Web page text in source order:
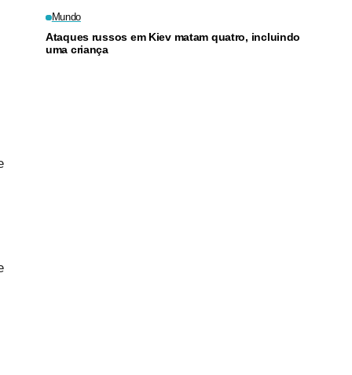
Mundo
Ataques russos em Kiev matam quatro, incluindo
uma criança